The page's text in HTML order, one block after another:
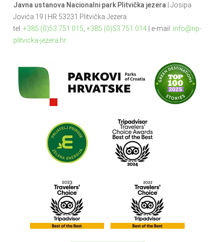
Javna ustanova Nacionalni park Plitvička jezera | Josipa
Jovića 19 | HR 53231 Plitvička Jezera
tel: +385 (0)53 751 015 +385 (0)53 751 014| e-mail: info@np-
plitvicka-jezera.hr